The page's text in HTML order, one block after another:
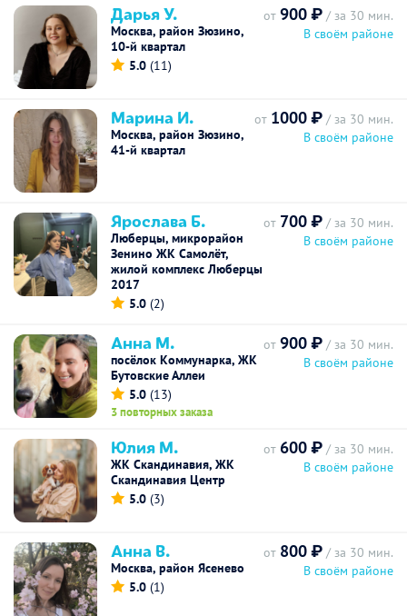
Дарья У.
Москва, район Зюзино,
10-й квартал
5.0 (11)
от 900 ₽ / за 30 мин.
В своём районе
Марина И.
Москва, район Зюзино,
41-й квартал
от 1000 ₽ / за 30 мин.
В своём районе
Ярослава Б.
Люберцы, микрорайон
Зенино ЖК Самолёт,
жилой комплекс Люберцы
2017
5.0 (2)
от 700 ₽ / за 30 мин.
В своём районе
Анна М.
посёлок Коммунарка, ЖК
Бутовские Аллеи
5.0 (13)
3 повторных заказа
от 900 ₽ / за 30 мин.
В своём районе
Юлия М.
ЖК Скандинавия, ЖК
Скандинавия Центр
5.0 (3)
от 600 ₽ / за 30 мин.
В своём районе
Анна В.
Москва, район Ясенево
5.0 (1)
от 800 ₽ / за 30 мин.
В своём районе